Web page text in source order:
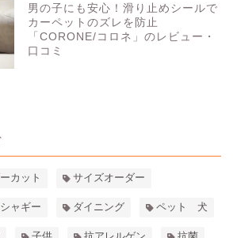
男の子にも安心！滑り止めシールで
カーペットのズレを防止
「CORONE/コロネ」のレビュー・
口コミ
カット サイズオーダー
シャギー ダイニング ペット 犬